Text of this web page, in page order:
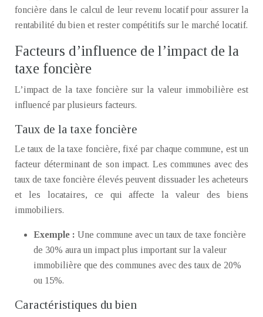
foncière dans le calcul de leur revenu locatif pour assurer la
rentabilité du bien et rester compétitifs sur le marché locatif.
Facteurs d’influence de l’impact de la
taxe foncière
L’impact de la taxe foncière sur la valeur immobilière est
influencé par plusieurs facteurs.
Taux de la taxe foncière
Le taux de la taxe foncière, fixé par chaque commune, est un
facteur déterminant de son impact. Les communes avec des
taux de taxe foncière élevés peuvent dissuader les acheteurs
et les locataires, ce qui affecte la valeur des biens
immobiliers.
Exemple : Une commune avec un taux de taxe foncière
de 30% aura un impact plus important sur la valeur
immobilière que des communes avec des taux de 20%
ou 15%.
Caractéristiques du bien